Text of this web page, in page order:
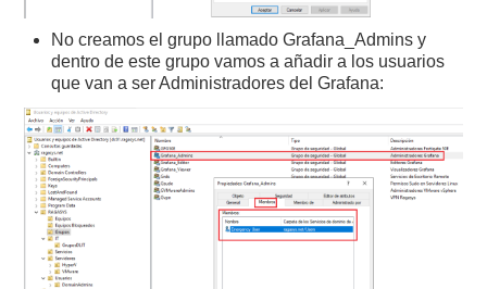
No creamos el grupo llamado Grafana_Admins y
dentro de este grupo vamos a añadir a los usuarios
que van a ser Administradores del Grafana: